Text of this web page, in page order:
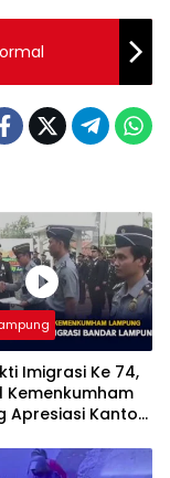
Imigrasi Ke 74,
Kemenkumham
Apresiasi Kantor